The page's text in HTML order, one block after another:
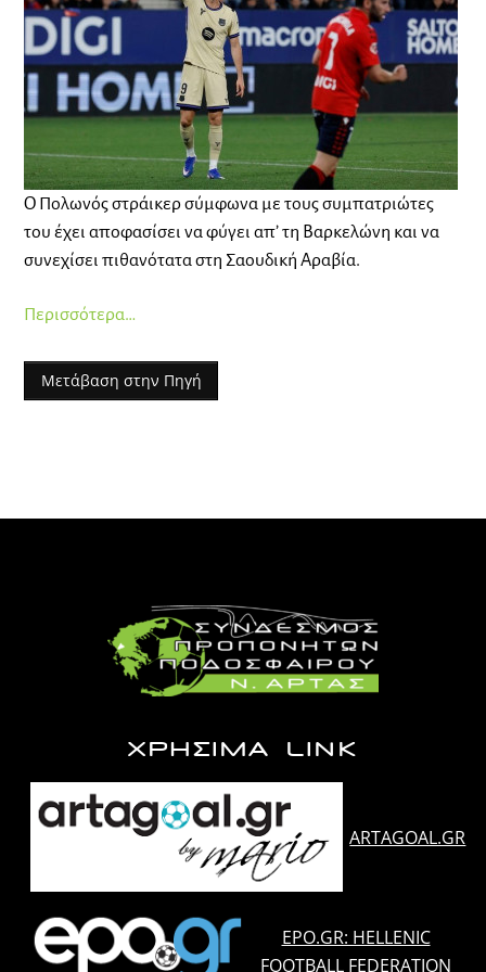
Ο Πολωνός στράικερ σύμφωνα με τους συμπατριώτες
του έχει αποφασίσει να φύγει απ’ τη Βαρκελώνη και να
συνεχίσει πιθανότατα στη Σαουδική Αραβία.
Περισσότερα…
Μετάβαση στην Πηγή
ΧΡΗΣΙΜΑ LINK
ARTAGOAL.GR
EPO.GR: HELLENIC
FOOTBALL FEDERATION